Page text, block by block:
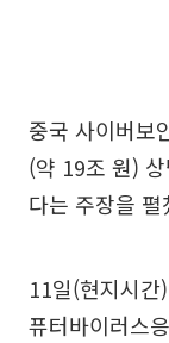
중국 사이버보
(약 19조 원)
다는 주장을 펼
11일(현지시
퓨터바이러스